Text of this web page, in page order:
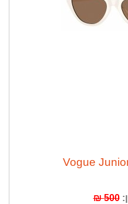
Vogue
500 ₪